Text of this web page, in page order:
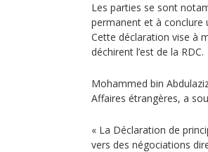
Les parties se sont
permanent et à conclure
Cette déclaration vise à
déchirent l’est de la RDC.
Mohammed bin
Affaires étrangères, a
« La Déclaration de
vers des négociations